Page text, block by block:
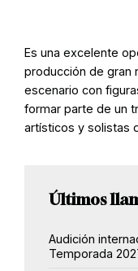
Es una excelente
producción de gran
escenario con
formar parte de un
artísticos y solistas
Últimos
Audición
Temporada